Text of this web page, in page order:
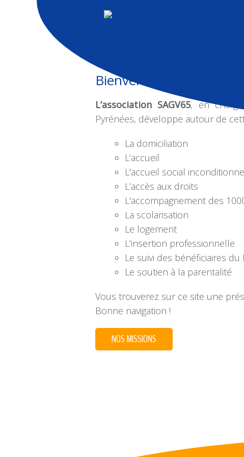
Bienvenue sur notre site
L’association SAGV65, en
Pyrénées, développe autour de
La domiciliation
L’accueil
L'accueil social
L’accès aux droits
L'accompagnement des
La scolarisation
Le logement
L’insertion professionnelle
Le suivi des bénéficiaires du
Le soutien à la parentalité
Vous trouverez sur ce site une
Bonne navigation !
NOS MISSIONS